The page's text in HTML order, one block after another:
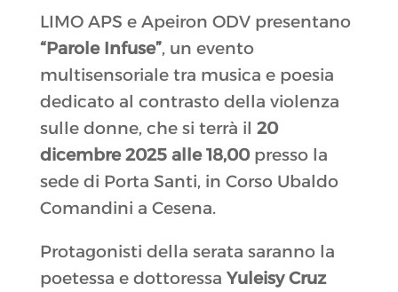
LIMO APS e Apeiron ODV presentano
“Parole Infuse”, un evento
multisensoriale tra musica e poesia
dedicato al contrasto della violenza
sulle donne, che si terrà il 20
dicembre 2025 alle 18,00presso la
sede di Porta Santi, in Corso Ubaldo
Comandini a Cesena.
Protagonisti della serata saranno la
poetessa e dottoressa Yuleisy Cruz